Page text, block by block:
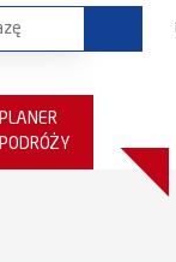
PLANER
PODRÓŻY